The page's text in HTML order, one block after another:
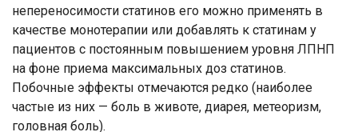
непереносимости статинов его можно применять в
качестве монотерапии или добавлять к статинам у
пациентов с постоянным повышением уровня ЛПНП
на фоне приема максимальных доз статинов.
Побочные эффекты отмечаются редко (наиболее
частые из них — боль в животе, диарея, метеоризм,
головная боль).